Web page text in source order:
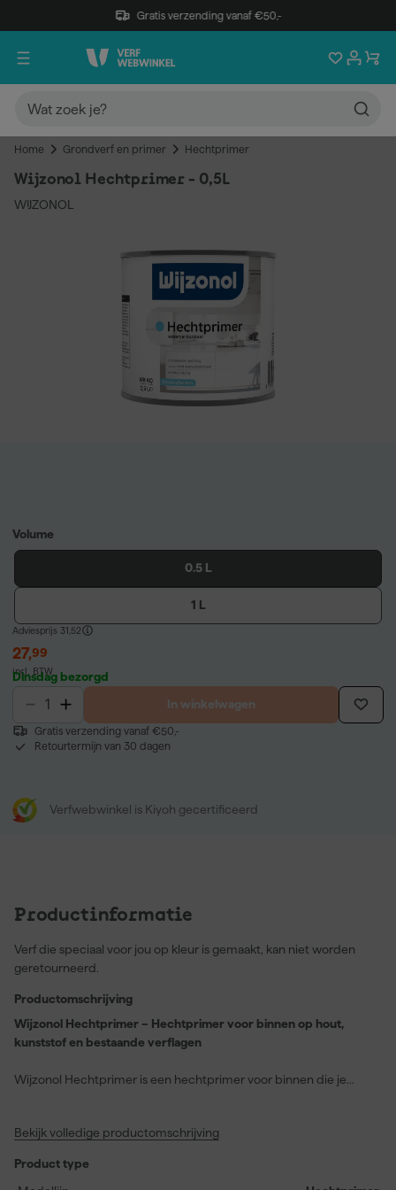
Gratis verzending vanaf €50,-
Home Grondverf en primer Hechtprimer
Wijzonol Hechtprimer - 0,5L
WIJZONOL
Volume
0.5 L
1 L
Adviesprijs 31,52
27,99
incl. BTW
Dinsdag bezorgd
In winkelwagen
Gratis verzending vanaf €50,-
Retourtermijn van 30 dagen
Verfwebwinkel is Kiyoh gecertificeerd
Productinformatie
Verf die speciaal voor jou op kleur is gemaakt, kan niet worden
geretourneerd.
Productomschrijving
Wijzonol Hechtprimer – Hechtprimer voor binnen op hout,
kunststof en bestaande verflagen
Wijzonol Hechtprimer is een hechtprimer voor binnen die je
vertrekpunt voor de volgende laag. Je werkt met een product dat
schilderklussen binnenshuis.
Bekijk volledige productomschrijving
Product type